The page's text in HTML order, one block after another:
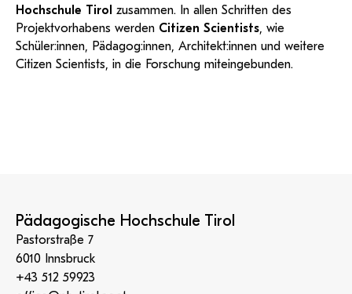
Hochschule Tirol zusammen. In allen Schritten des
Projektvorhabens werden Citizen Scientists, wie
Schüler:innen, Pädagog:innen, Architekt:innen und weitere
Citizen Scientists, in die Forschung miteingebunden.
Pädagogische Hochschule Tirol
Pastorstraße 7
6010 Innsbruck
+43 512 59923